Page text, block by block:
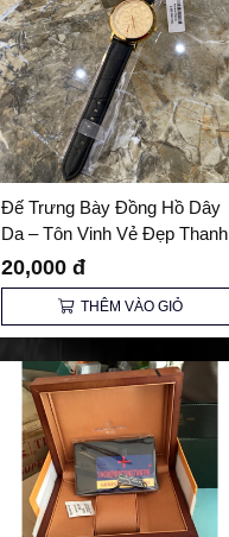
Đế Trưng Bày Đồng Hồ Dây
Da – Tôn Vinh Vẻ Đẹp Thanh
Lịch và Đẳng Cấp
20,000 đ
THÊM VÀO GIỎ